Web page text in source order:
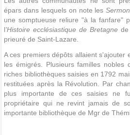
épars dans lesquels on note les
une somptueuse reliure "à la fanfare"
l'Histoire ecclésiastique de Bretagne
prieuré de Saint-Lazare.
A ces premiers dépôts allaient s'ajouter
les émigrés. Plusieurs familles nobles
riches bibliothèques saisies en 1792
restituées après la Révolution. Par
plus importante de ces saisies ne
propriétaire qui ne revint jamais de
importante bibliothèque de Mgr de